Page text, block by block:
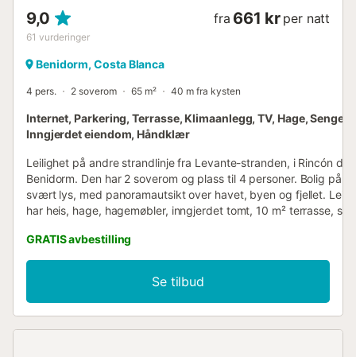
9,0
61 vurderinger
fra 661 kr per natt
Benidorm, Costa Blanca
4 pers. 2 soverom 65 m² 40 m fra kysten
Internet, Parkering, Terrasse, Klimaanlegg, TV, Hage,
Inngjerdet eiendom, Håndklær
Leilighet på andre strandlinje fra Levante-stranden, i Rincón de
Benidorm. Den har 2 soverom og plass til 4 personer. Bolig på
svært lys, med panoramautsikt over havet, byen og fjellet.
har heis, hage, hagemøbler, inngjerdet tomt, 10 m² terrasse,
klimaanlegg, felles svømmebasseng + barnebasseng
utendørs parkering i samme bygning, avhengig av
ankomst, 1 TV. Det åpne kjøkkenet med keramisk platetopp er
med kjøleskap, mikrobølgeovn, stekeovn, fryser, vaskemaskin,
oppvaskmaskin, servise/bestikk, kjøkkenutstyr/redskaper,
GRATIS avbestilling
Se tilbud